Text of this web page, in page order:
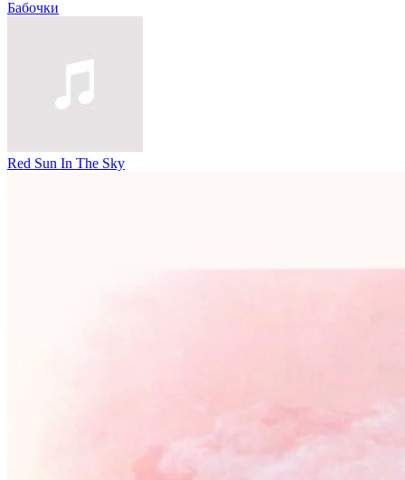
Бабочки
Red Sun In The Sky